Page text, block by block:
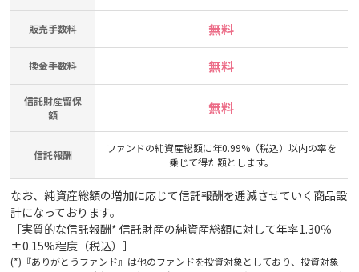
販売手数料 無料
換金手数料 無料
信託財産留保
額
無料
信託報酬
ファンドの純資産総額に年0.99%（税込）以内の率を
乗じて得た額とします。
なお、純資産総額の増加に応じて信託報酬を逓減させていく商品設
計になっております。
［実質的な信託報酬* 信託財産の純資産総額に対して年率1.30％
±0.15%程度（税込）］
(*)『ありがとうファンド』は他のファンドを投資対象としており、投資対象